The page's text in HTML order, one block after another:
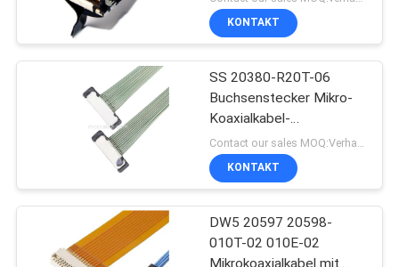
KONTAKT
SS 20380-R20T-06
Buchsenstecker Mikro-
Koaxialkabel-
Steckverbinder
KONTAKT
DW5 20597 20598-
010T-02 010E-02
Mikrokoaxialkabel mit